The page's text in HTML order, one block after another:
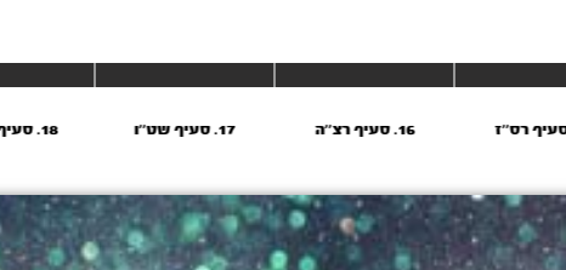
16. סעיף רצ''ה 17. סעיף שט''ו 18. סעיף של''א